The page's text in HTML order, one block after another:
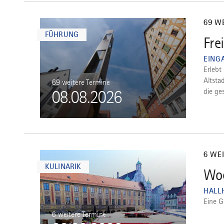
FÜHRUNG
69
2
08.08.2026
69 weitere Termine
Erlebt
die
KULINARIK
6
3
6 weitere Termine
Eine